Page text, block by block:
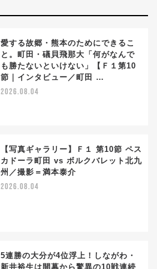
愛する故郷・熊本のためにできるこ
と。町田・礒貝飛那大「何がなんで
も勝たないといけない」【Ｆ１第10
節｜インタビュー／町田 …
2026.08.04
【写真ギャラリー】Ｆ１ 第10節 ペス
カドーラ町田 vs ボルクバレット北九
州／撮影＝満本泰介
2026.08.04
5連勝の大分が4位浮上！しながわ・
新井裕生は開幕から驚異の10戦連続